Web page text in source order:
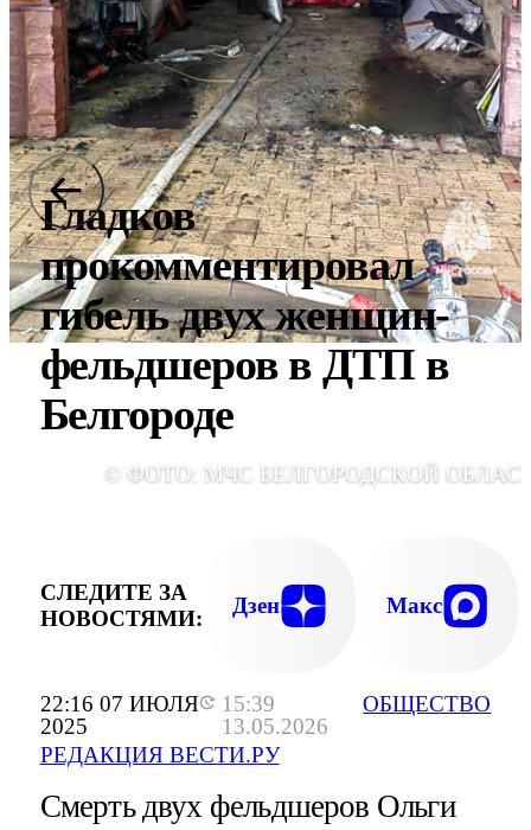
22:16 07 ИЮЛЯ
2025
15:39
13.05.2026
РЕДАКЦИЯ ВЕСТИ.РУ
ОБЩЕСТВО
Гладков
прокомментировал
гибель двух женщин-
фельдшеров в ДТП в
Белгороде
© ФОТО: МЧС БЕЛГОРОДСКОЙ
СЛЕДИТЕ ЗА
НОВОСТЯМИ:
Дзен Макс
Смерть двух фельдшеров Ольги